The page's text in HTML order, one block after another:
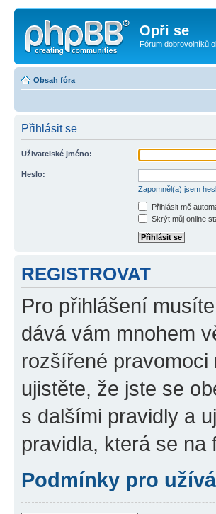
Opři se
Fórum dobrovolníků
Obsah fóra
Přihlásit se
Uživatelské jméno:
Heslo:
Zapomněl(a) jsem
Přihlásit mě
Skrýt můj online
REGISTROVAT
Pro přihlášení
dává vám mnohem
rozšířené
ujistěte, že jste se
s dalšími pravidly a
pravidla, která se na
Podmínky pro